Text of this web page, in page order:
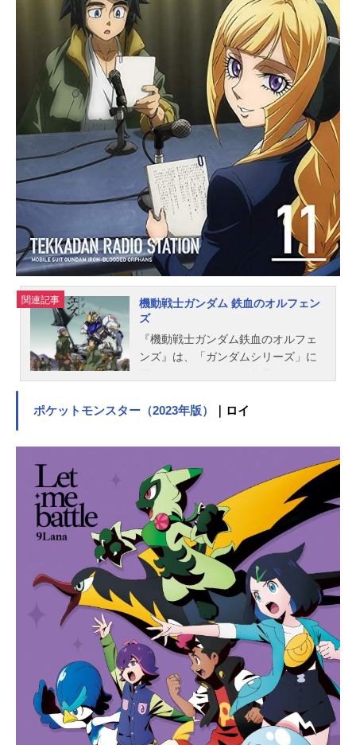
ため、競い合っていた。演劇の道を
諦めていた主人公「立花希佐」は、
とある出来事がきっかけで２つの約
束を条件にユニヴェール歌劇学校の
生徒になることを特別に許可され
る。その条件とは、１年の最後にあ
る最終公演で主演になること。そし
て、女性であることを隠し通すこ
と…－自身の夢を叶えるため、所属
するクラスのため、「歯車」となっ
て仲間たちと絆を深めていく主人
公。仲間たちと過ごした先に主人公
を待ち受ける未来とは……？作品名
ジャックジャンヌスケジュール2021
年3月18日（木）発売キャスト高科更
文：近藤孝行睦実介：笠間淳根地黒
門：岸尾だいすけ白田美ツ騎：梶原
岳人織巻寿々：内田雄馬世長創司
郎：佐藤元立花希佐：寺崎裕香海堂
岳信：濱野大輝菅知聖治：植木慎英
加斎中：小野将夢長山登一：石谷春
関連記事
機動戦士ガンダム 鉄血のオルフェン
ズ
『機動戦士ガンダム鉄血のオルフェ
ンズ』は、「ガンダムシリーズ」に
血のオルフェンズ』のあらすじ、キ
事をご紹介！
ポケットモンスター（2023年版） ｜ロイ